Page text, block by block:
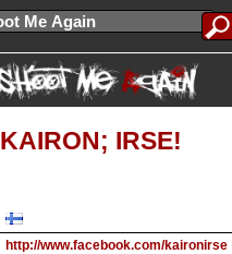
KAIRON; IRSE!
http://www.facebook.com/kaironirse